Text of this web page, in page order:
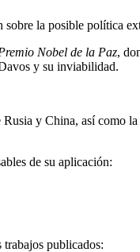
sobre la posible política
Nobel de la Paz,
y su inviabilidad.
y China, así como
de su aplicación:
publicados: